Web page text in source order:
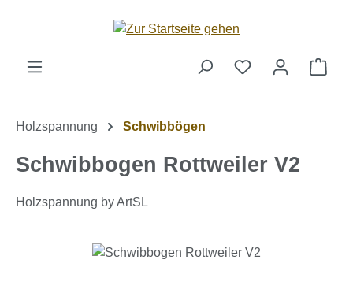
Zum Hauptinhalt springen
Holzspannung Schwibbögen
Schwibbogen Rottweiler V2
Holzspannung by ArtSL
Bildergalerie überspringen